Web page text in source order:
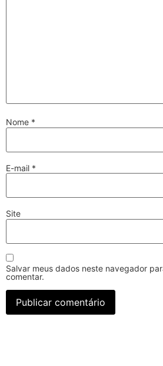
Nome *
E-mail *
Site
Salvar meus dados neste navegador
comentar.